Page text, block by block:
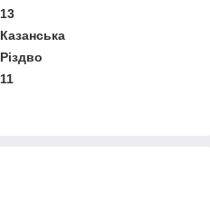
13
Казанська
Різдво
11